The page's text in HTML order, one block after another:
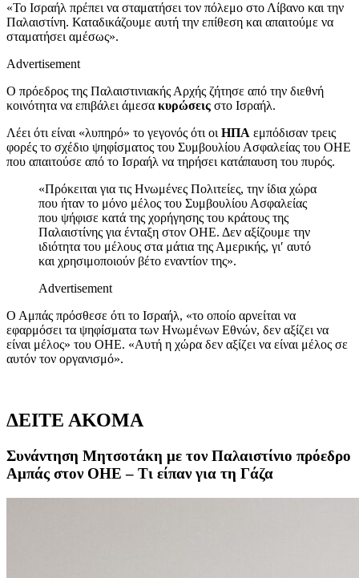
«Το Ισραήλ πρέπει να σταματήσει τον πόλεμο στο Λίβανο και την
Παλαιστίνη. Καταδικάζουμε αυτή την επίθεση και απαιτούμε να
σταματήσει αμέσως».
Advertisement
Ο πρόεδρος της Παλαιστινιακής Αρχής ζήτησε από την διεθνή
κοινότητα να επιβάλει άμεσα κυρώσεις στο Ισραήλ.
Λέει ότι είναι «λυπηρό» το γεγονός ότι οι ΗΠΑ εμπόδισαν τρεις
φορές το σχέδιο ψηφίσματος του Συμβουλίου Ασφαλείας του ΟΗΕ
που απαιτούσε από το Ισραήλ να τηρήσει κατάπαυση του πυρός.
«Πρόκειται για τις Ηνωμένες Πολιτείες, την ίδια χώρα
που ήταν το μόνο μέλος του Συμβουλίου Ασφαλείας
που ψήφισε κατά της χορήγησης του κράτους της
Παλαιστίνης για ένταξη στον ΟΗΕ. Δεν αξίζουμε την
ιδιότητα του μέλους στα μάτια της Αμερικής, γι′ αυτό
και χρησιμοποιούν βέτο εναντίον της».
Advertisement
Ο Αμπάς πρόσθεσε ότι το Ισραήλ, «το οποίο αρνείται να
εφαρμόσει τα ψηφίσματα των Ηνωμένων Εθνών, δεν αξίζει να
είναι μέλος» του ΟΗΕ. «Αυτή η χώρα δεν αξίζει να είναι μέλος σε
αυτόν τον οργανισμό».
ΔΕΙΤΕ ΑΚΟΜΑ
Συνάντηση Μητσοτάκη με τον Παλαιστίνιο πρόεδρο
Αμπάς στον ΟΗΕ – Τι είπαν για τη Γάζα